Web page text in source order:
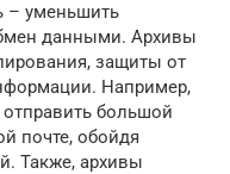
– уменьшить
данными. Архивы
защиты от
Например,
большой
почте, обойдя
Также, архивы